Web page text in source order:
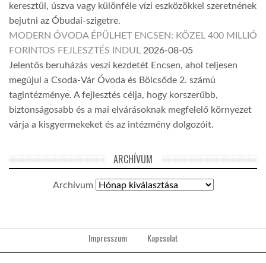
keresztül, úszva vagy különféle vízi eszközökkel szeretnének
bejutni az Óbudai-szigetre.
MODERN ÓVODA ÉPÜLHET ENCSEN: KÖZEL 400 MILLIÓ
FORINTOS FEJLESZTÉS INDUL 2026-08-05
Jelentős beruházás veszi kezdetét Encsen, ahol teljesen
megújul a Csoda-Vár Óvoda és Bölcsőde 2. számú
tagintézménye. A fejlesztés célja, hogy korszerűbb,
biztonságosabb és a mai elvárásoknak megfelelő környezet
várja a kisgyermekeket és az intézmény dolgozóit.
ARCHÍVUM
Archívum
Impresszum Kapcsolat